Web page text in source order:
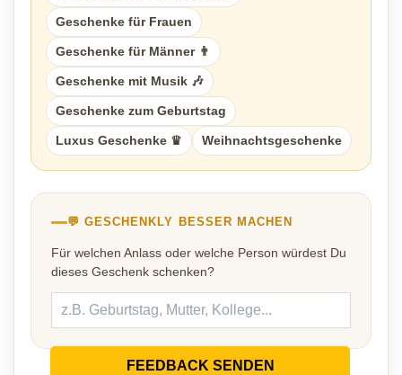
Geschenke für Frauen
Geschenke für Männer 👨
Geschenke mit Musik 🎶
Geschenke zum Geburtstag
Luxus Geschenke ♛ Weihnachtsgeschenke
💬 GESCHENKLY BESSER MACHEN
Für welchen Anlass oder welche Person würdest Du
dieses Geschenk schenken?
FEEDBACK SENDEN